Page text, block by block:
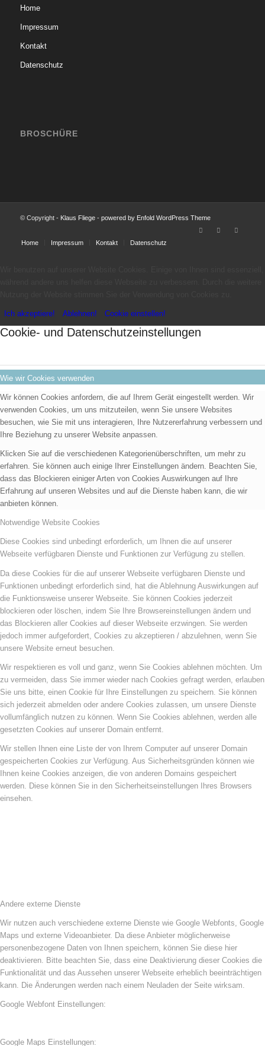
Home
Impressum
Kontakt
Datenschutz
BROSCHÜRE
© Copyright - Klaus Fliege- powered by Enfold WordPress Theme
Home Impressum Kontakt Datenschutz
Ich akzeptiere! Ablehnen! Cookie einstellen!
Cookie- und Datenschutzeinstellungen
Wie wir Cookies verwenden
Wir können Cookies anfordern, die auf Ihrem Gerät eingestellt werden. Wir
verwenden Cookies, um uns mitzuteilen, wenn Sie unsere Websites
besuchen, wie Sie mit uns interagieren, Ihre Nutzererfahrung verbessern und
Ihre Beziehung zu unserer Website anpassen.
Klicken Sie auf die verschiedenen Kategorienüberschriften, um mehr zu
erfahren. Sie können auch einige Ihrer Einstellungen ändern. Beachten Sie,
dass das Blockieren einiger Arten von Cookies Auswirkungen auf Ihre
Erfahrung auf unseren Websites und auf die Dienste haben kann, die wir
anbieten können.
Notwendige Website Cookies
Diese Cookies sind unbedingt erforderlich, um Ihnen die auf unserer
Webseite verfügbaren Dienste und Funktionen zur Verfügung zu stellen.
Da diese Cookies für die auf unserer Webseite verfügbaren Dienste und
Funktionen unbedingt erforderlich sind, hat die Ablehnung Auswirkungen auf
die Funktionsweise unserer Webseite. Sie können Cookies jederzeit
blockieren oder löschen, indem Sie Ihre Browsereinstellungen ändern und
das Blockieren aller Cookies auf dieser Webseite erzwingen. Sie werden
jedoch immer aufgefordert, Cookies zu akzeptieren / abzulehnen, wenn Sie
unsere Website erneut besuchen.
Wir respektieren es voll und ganz, wenn Sie Cookies ablehnen möchten. Um
zu vermeiden, dass Sie immer wieder nach Cookies gefragt werden, erlauben
Sie uns bitte, einen Cookie für Ihre Einstellungen zu speichern. Sie können
sich jederzeit abmelden oder andere Cookies zulassen, um unsere Dienste
vollumfänglich nutzen zu können. Wenn Sie Cookies ablehnen, werden alle
gesetzten Cookies auf unserer Domain entfernt.
Wir stellen Ihnen eine Liste der von Ihrem Computer auf unserer Domain
gespeicherten Cookies zur Verfügung. Aus Sicherheitsgründen können wie
Ihnen keine Cookies anzeigen, die von anderen Domains gespeichert
werden. Diese können Sie in den Sicherheitseinstellungen Ihres Browsers
einsehen.
Andere externe Dienste
Wir nutzen auch verschiedene externe Dienste wie Google Webfonts, Google
Maps und externe Videoanbieter. Da diese Anbieter möglicherweise
personenbezogene Daten von Ihnen speichern, können Sie diese hier
deaktivieren. Bitte beachten Sie, dass eine Deaktivierung dieser Cookies die
Funktionalität und das Aussehen unserer Webseite erheblich beeinträchtigen
kann. Die Änderungen werden nach einem Neuladen der Seite wirksam.
Google Webfont Einstellungen:
Google Maps Einstellungen: